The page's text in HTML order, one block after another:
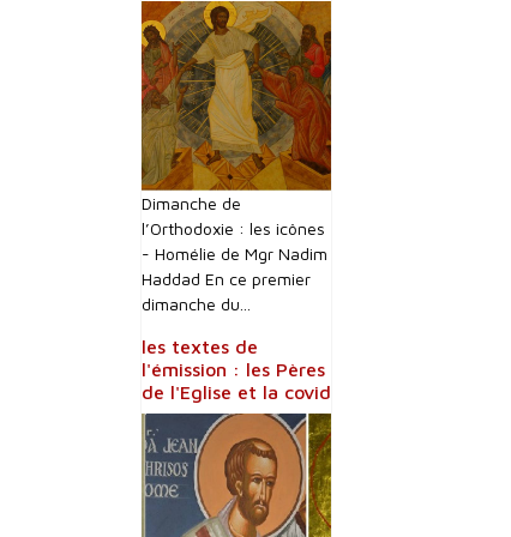
Dimanche de
l’Orthodoxie : les icônes
- Homélie de Mgr Nadim
Haddad En ce premier
dimanche du...
les textes de
l'émission : les Pères
de l'Eglise et la covid